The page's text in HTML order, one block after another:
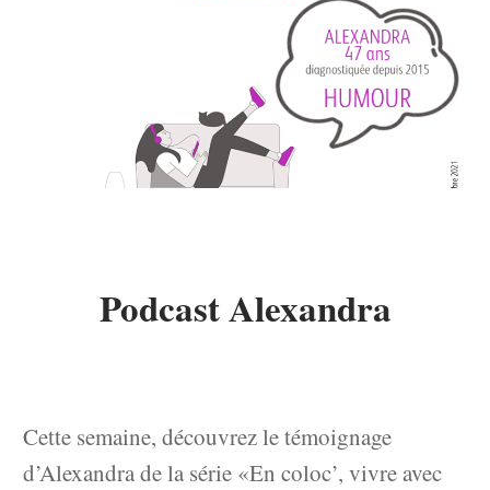
Podcast Alexandra
Cette semaine, découvrez le témoignage
d’Alexandra de la série «En coloc’, vivre avec